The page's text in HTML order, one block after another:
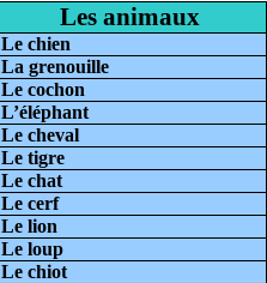
Les animaux
Le chien
La grenouille
Le cochon
L’éléphant
Le cheval
Le tigre
Le chat
Le cerf
Le lion
Le loup
Le chiot